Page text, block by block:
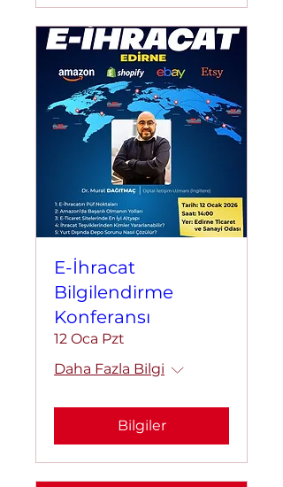
E-İhracat
Bilgilendirme
Konferansı
12 Oca Pzt
Daha Fazla Bilgi
Bilgiler